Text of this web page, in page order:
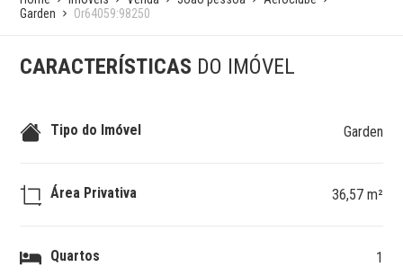
Garden
Or64059:98250
CARACTERÍSTICAS DO IMÓVEL
Tipo do Imóvel Garden
Área Privativa 36,57 m²
Quartos 1